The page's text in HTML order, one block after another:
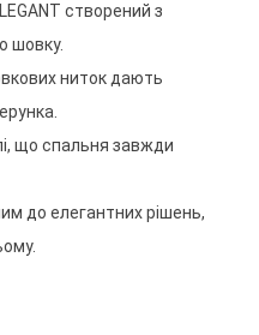
створений з
шовку.
нитокдають
.
, що спальня завжди
до елегантнихрішень,
.